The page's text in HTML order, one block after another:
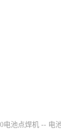
电池点焊机 -- 电